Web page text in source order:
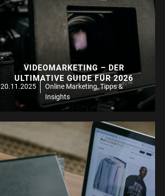
VIDEOMARKETING – DER
ULTIMATIVE GUIDE FÜR 2026
20.11.2025 Online Marketing,Tipps &
Insights